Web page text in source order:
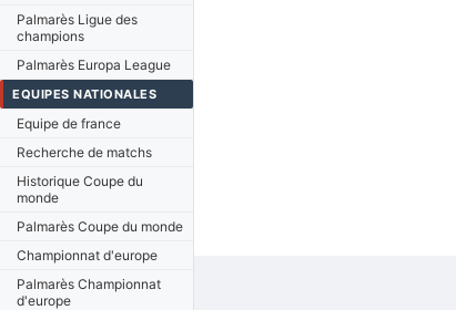
Palmarès Ligue des
champions
Palmarès Europa League
EQUIPES NATIONALES
Equipe de france
Recherche de matchs
Historique Coupe du
monde
Palmarès Coupe du monde
Championnat d'europe
Palmarès Championnat
d'europe